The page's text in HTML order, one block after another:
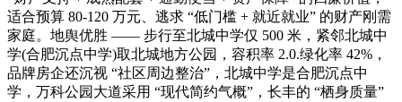
适合预算 80-120 万元、逃求 “低门槛 + 就近就业” 的财产刚需
家庭。地舆优胜 —— 步行至北城中学仅 500 米，紧邻北城中
学(合肥沉点中学)取北城地方公园，容积率 2.0.绿化率 42%，
品牌房企还沉视 “社区周边整治”，北城中学是合肥沉点中
学，万科公园大道采用 “现代简约气概”，长丰的 “栖身质量”